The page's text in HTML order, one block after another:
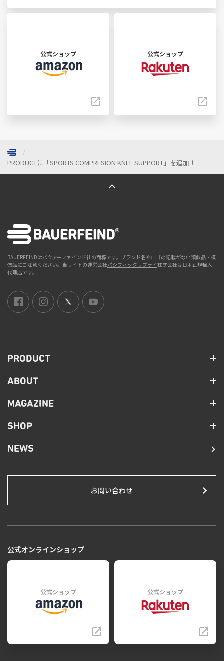
公式ショップ 公式ショップ
PRODUCTに「SPORTS COMPRESION KNEE SUPPORT」を追加！
ページトップへ
BAUERFEINDはバウアーファインド社の商標です。ブランド名やロゴの記載がない類似品・模
倣品にご注意ください。当サイトの運営会社パシフィックサプライ株式会社は日本正規輸入
代理店です。
PRODUCT
ABOUT
MAGAZINE
SHOP
NEWS
お問い合わせ
公式オンラインショップ
公式ショップ 公式ショップ